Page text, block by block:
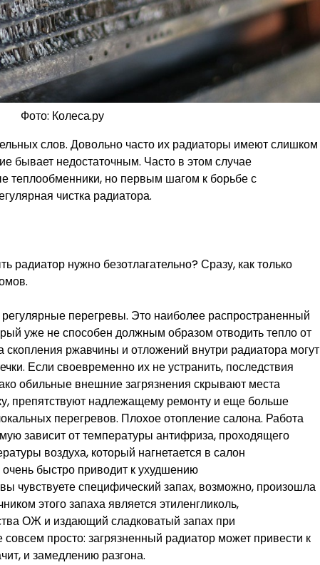
Фото: Колеса.ру
слов. Довольно часто их радиаторы имеют слишком
бывает недостаточным. Часто в этом случае
теплообменники, но первым шагом к борьбе с
чистка радиатора.
радиатор нужно безотлагательно? Сразу, как только
перегревы. Это наиболее распространенный
уже не способен должным образом отводить тепло от
ржавчины и отложений внутри радиатора могут
Если своевременно их не устранить, последствия
обильные внешние загрязнения скрывают места
препятствуют надлежащему ремонту и еще больше
перегревов. Плохое отопление салона. Работа
зависит от температуры антифриза, проходящего
воздуха, который нагнетается в салон
быстро приводит к ухудшению
чувствуете специфический запах, возможно, произошла
этого запаха является этиленгликоль,
ОЖ и издающий сладковатый запах при
просто: загрязненный радиатор может привести к
и замедлению разгона.